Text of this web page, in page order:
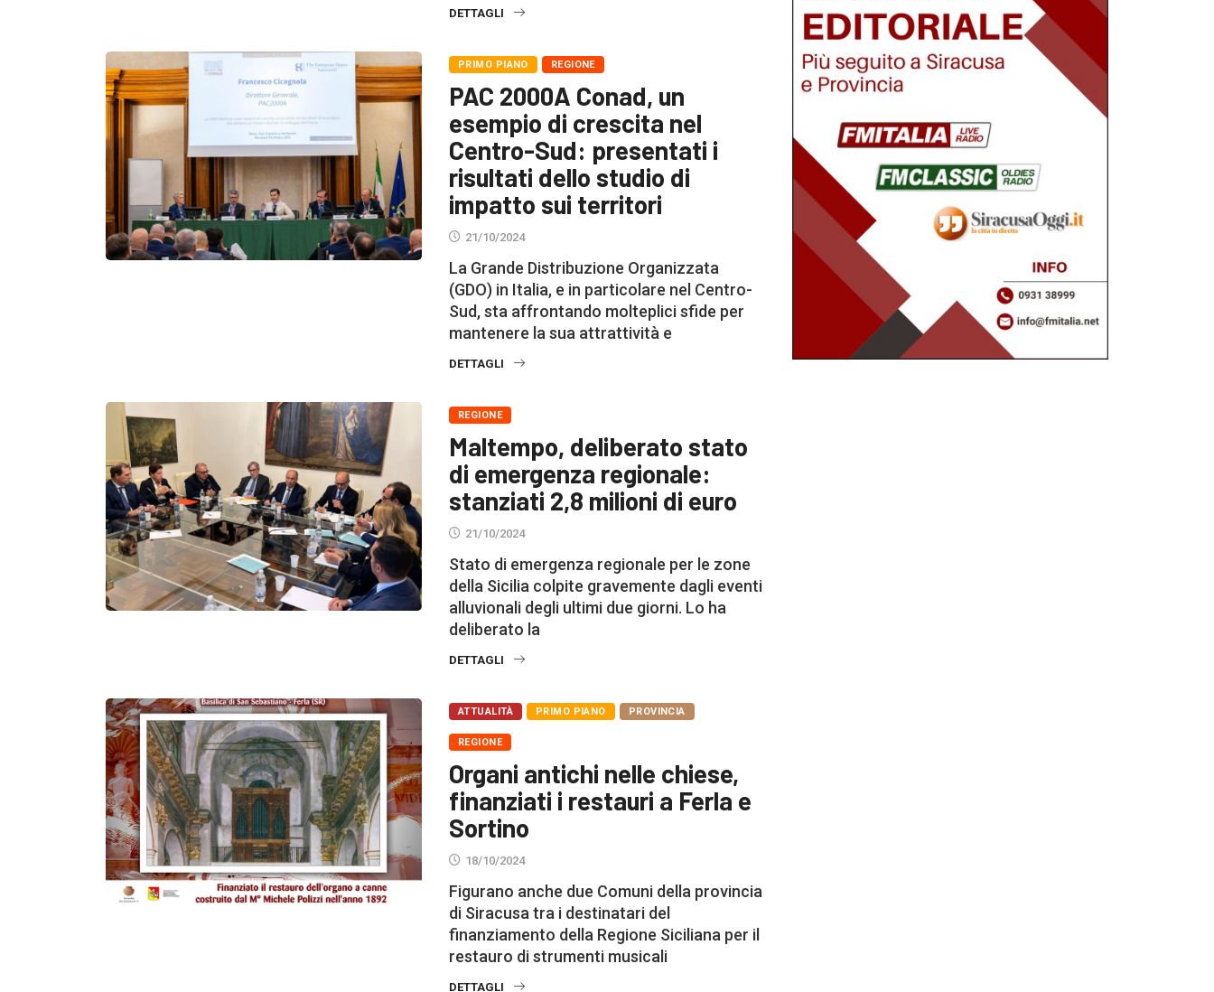
DETTAGLI
PRIMO PIANO REGIONE
PAC 2000A Conad, un
esempio di crescita nel
Centro-Sud: presentati i
risultati dello studio di
impatto sui territori
21/10/2024
La Grande Distribuzione Organizzata
(GDO) in Italia, e in particolare nel Centro-
Sud, sta affrontando molteplici sfide per
mantenere la sua attrattività e
DETTAGLI
REGIONE
Maltempo, deliberato stato
di emergenza regionale:
stanziati 2,8 milioni di euro
21/10/2024
Stato di emergenza regionale per le zone
della Sicilia colpite gravemente dagli eventi
alluvionali degli ultimi due giorni. Lo ha
deliberato la
DETTAGLI
ATTUALITÀ PRIMO PIANO PROVINCIA
REGIONE
Organi antichi nelle chiese,
finanziati i restauri a Ferla e
Sortino
18/10/2024
Figurano anche due Comuni della provincia
di Siracusa tra i destinatari del
finanziamento della Regione Siciliana per il
restauro di strumenti musicali
DETTAGLI